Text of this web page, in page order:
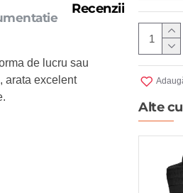
Recenzii
de lucru sau
arata excelent
Alte